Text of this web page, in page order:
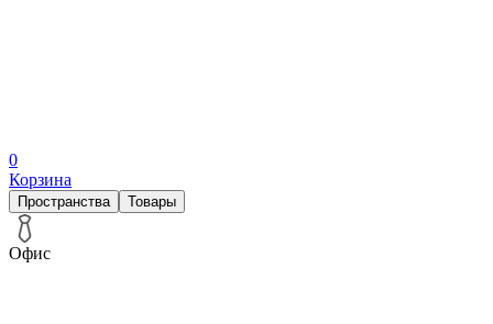
0
Корзина
Пространства Товары
Офис